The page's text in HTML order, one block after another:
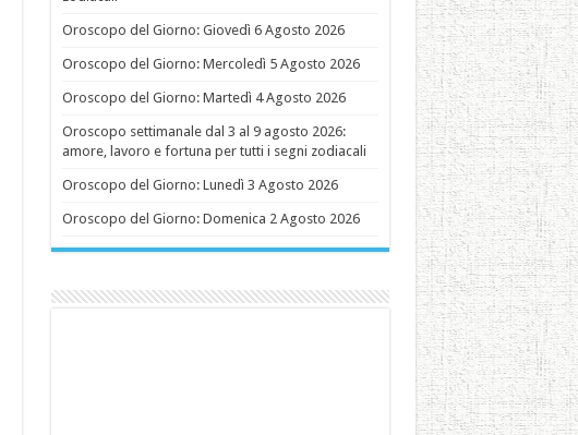
Oroscopo del Giorno: Giovedì 6 Agosto 2026
Oroscopo del Giorno: Mercoledì 5 Agosto 2026
Oroscopo del Giorno: Martedì 4 Agosto 2026
Oroscopo settimanale dal 3 al 9 agosto 2026:
amore, lavoro e fortuna per tutti i segni zodiacali
Oroscopo del Giorno: Lunedì 3 Agosto 2026
Oroscopo del Giorno: Domenica 2 Agosto 2026